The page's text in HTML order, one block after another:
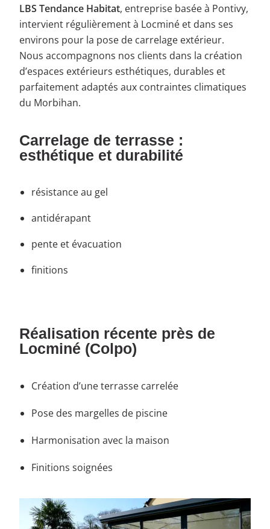
LBS Tendance Habitat, entreprise basée à Pontivy,
intervient régulièrement à Locminé et dans ses
environs pour la pose de carrelage extérieur.
Nous accompagnons nos clients dans la création
d’espaces extérieurs esthétiques, durables et
parfaitement adaptés aux contraintes climatiques
du Morbihan.
Carrelage de terrasse :
esthétique et durabilité
résistance au gel
antidérapant
pente et évacuation
finitions
Réalisation récente près de
Locminé (Colpo)
Création d’une terrasse carrelée
Pose des margelles de piscine
Harmonisation avec la maison
Finitions soignées